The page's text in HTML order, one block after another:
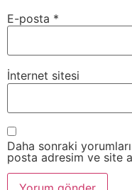
E-posta *
İnternet sitesi
Daha sonraki
posta adresim ve site